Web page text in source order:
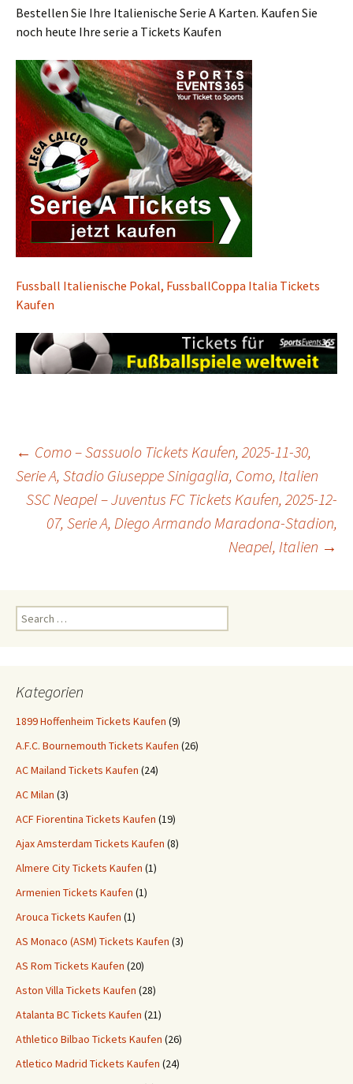
Bestellen Sie Ihre Italienische Serie A Karten. Kaufen Sie
noch heute Ihre serie a Tickets Kaufen
Fussball Italienische Pokal, FussballCoppa Italia Tickets
Kaufen
Post
navigation
← Como – Sassuolo Tickets Kaufen, 2025-11-30,
Serie A, Stadio Giuseppe Sinigaglia, Como, Italien
SSC Neapel – Juventus FC Tickets Kaufen, 2025-12-
07, Serie A, Diego Armando Maradona-Stadion,
Neapel, Italien →
Search
for:
Kategorien
1899 Hoffenheim Tickets Kaufen (9)
A.F.C. Bournemouth Tickets Kaufen (26)
AC Mailand Tickets Kaufen (24)
AC Milan (3)
ACF Fiorentina Tickets Kaufen (19)
Ajax Amsterdam Tickets Kaufen (8)
Almere City Tickets Kaufen (1)
Armenien Tickets Kaufen (1)
Arouca Tickets Kaufen (1)
AS Monaco (ASM) Tickets Kaufen (3)
AS Rom Tickets Kaufen (20)
Aston Villa Tickets Kaufen (28)
Atalanta BC Tickets Kaufen (21)
Athletico Bilbao Tickets Kaufen (26)
Atletico Madrid Tickets Kaufen (24)